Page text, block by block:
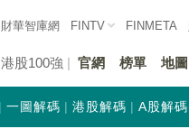
財華智庫網 FINTV FINMETA
港股100強 官網 榜單 地圖
一圖解碼 港股解碼 A股解碼